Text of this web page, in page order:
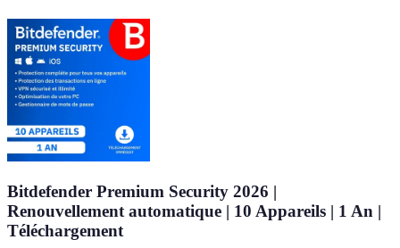
Bitdefender Premium Security 2026 |
Renouvellement automatique | 10 Appareils | 1 An |
Téléchargement